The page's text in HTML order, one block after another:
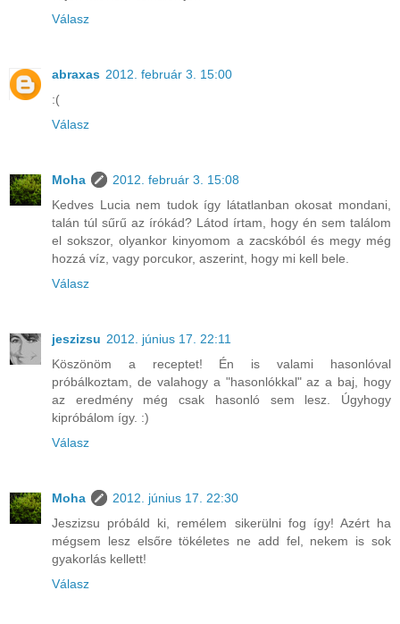
Válasz
abraxas 2012. február 3. 15:00
:(
Válasz
Moha
2012. február 3. 15:08
Kedves Lucia nem tudok így látatlanban okosat mondani,
talán túl sűrű az írókád? Látod írtam, hogy én sem találom
el sokszor, olyankor kinyomom a zacskóból és megy még
hozzá víz, vagy porcukor, aszerint, hogy mi kell bele.
Válasz
jeszizsu 2012. június 17. 22:11
Köszönöm a receptet! Én is valami hasonlóval
próbálkoztam, de valahogy a "hasonlókkal" az a baj, hogy
az eredmény még csak hasonló sem lesz. Úgyhogy
kipróbálom így. :)
Válasz
Moha
2012. június 17. 22:30
Jeszizsu próbáld ki, remélem sikerülni fog így! Azért ha
mégsem lesz elsőre tökéletes ne add fel, nekem is sok
gyakorlás kellett!
Válasz